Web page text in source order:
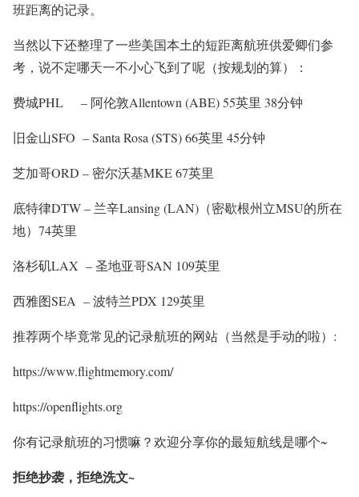
班距离的记录。
当然以下还整理了一些美国本土的短距离航班供爱卿们参
考，说不定哪天一不小心飞到了呢（按规划的算）：
费城PHL – 阿伦敦Allentown (ABE) 55英里 38分钟
旧金山SFO – Santa Rosa (STS) 66英里 45分钟
芝加哥ORD – 密尔沃基MKE 67英里
底特律DTW – 兰辛Lansing (LAN)（密歇根州立MSU的所在
地）74英里
洛杉矶LAX – 圣地亚哥SAN 109英里
西雅图SEA – 波特兰PDX 129英里
推荐两个毕竟常见的记录航班的网站（当然是手动的啦）:
https://www.flightmemory.com/
https://openflights.org
你有记录航班的习惯嘛？欢迎分享你的最短航线是哪个~
拒绝抄袭，拒绝洗文~